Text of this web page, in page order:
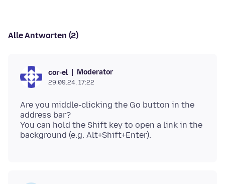
Alle Antworten (2)
cor-el Moderator
29.09.24, 17:22
Are you middle-clicking the Go button in the
address bar?
You can hold the Shift key to open a link in the